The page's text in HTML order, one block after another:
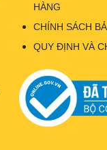
HÀNG
CHÍNH SÁCH
QUY ĐỊNH VÀ